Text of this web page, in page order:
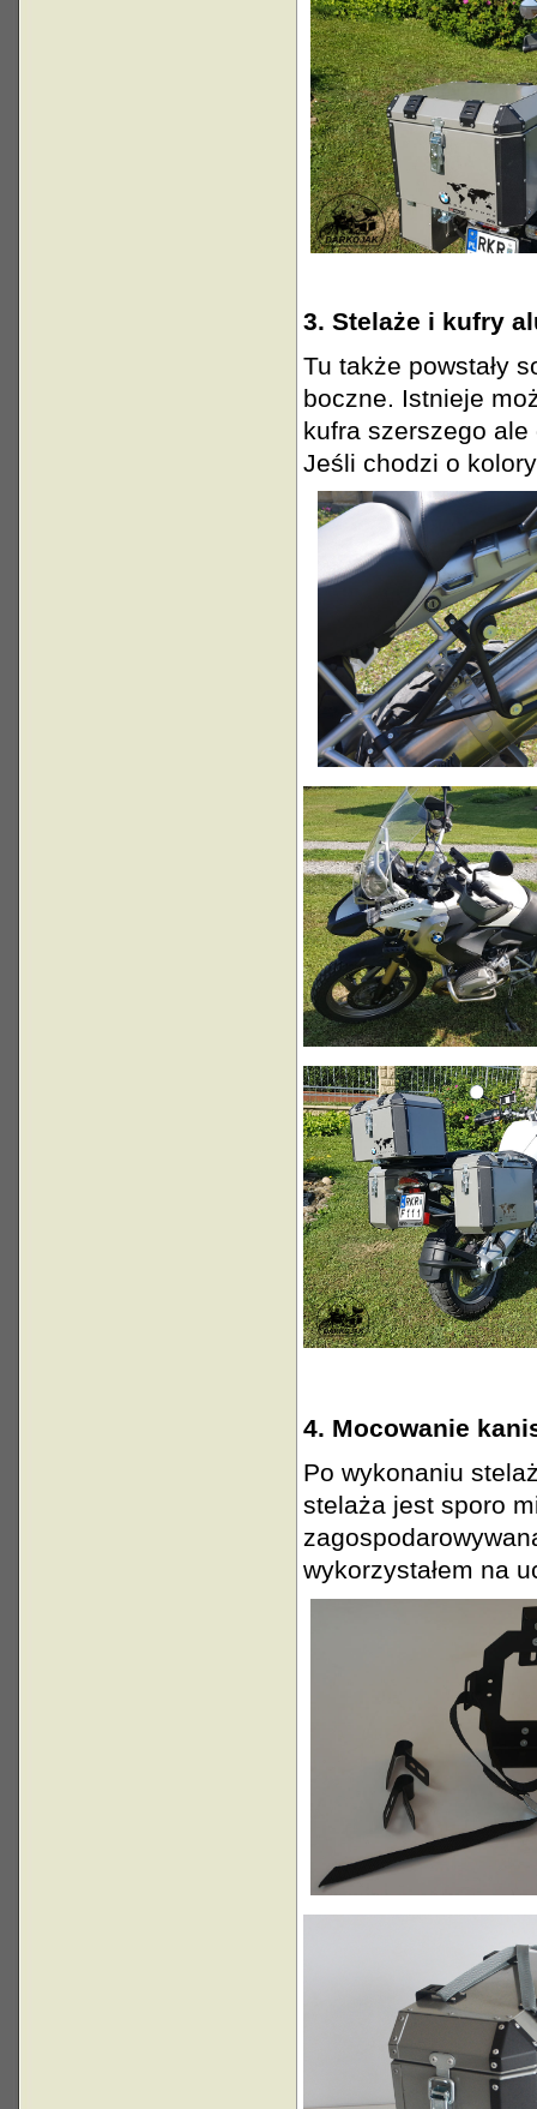
3. Stelaże i kufry
Tu także powstały
boczne. Istnieje
kufra szerszego
Jeśli chodzi o
4. Mocowanie
Po wykonaniu
stelaża jest sporo
wykorzystałem na